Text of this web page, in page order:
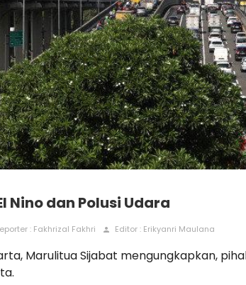
Nino dan Polusi Udara
: Fakhrizal Fakhri person Editor : Erikyanri Maulana
Marulitua Sijabat mengungkapkan,